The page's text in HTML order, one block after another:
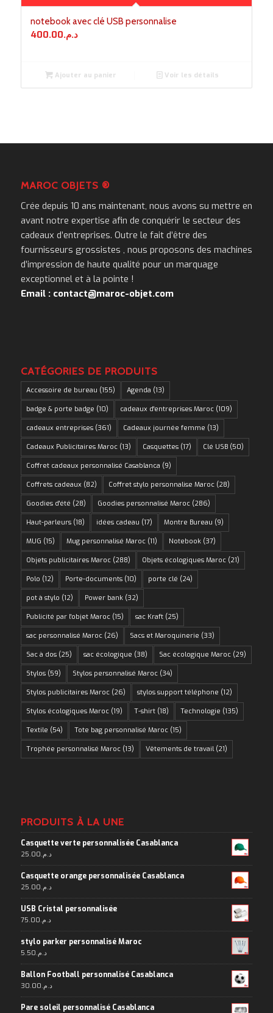
notebook avec clé USB personnalise
د.م.400.00
Ajouter au panier Voir les détails
MAROC OBJETS ®
Crée depuis 10 ans maintenant, nous avons su mettre en
avant notre expertise afin de conquérir le secteur des
cadeaux d’entreprises. Outre le fait d’être des
fournisseurs grossistes , nous proposons des machines
d’impression de haute qualité pour un marquage
exceptionnel et à la pointe !
Email : contact@maroc-objet.com
CATÉGORIES DE PRODUITS
Accessoire de bureau (155) Agenda (13)
badge & porte badge (10) cadeaux d'entreprises Maroc(109)
cadeaux entreprises(361) Cadeaux journée femme (13)
Cadeaux Publicitaires Maroc(13) Casquettes(17) Clé USB(50)
Coffret cadeaux personnalisé Casablanca (9)
Coffrets cadeaux (82) Coffret stylo personnalise Maroc(28)
Goodies d'été (28) Goodies personnalisé Maroc(286)
Haut-parleurs(18) idées cadeau (17) Montre Bureau (9)
MUG (15) Mug personnalisé Maroc(11) Notebook(37)
Objets publicitaires Maroc(288) Objets écologiques Maroc(21)
Polo (12) Porte-documents(10) porte clé (24)
pot à stylo (12) Power bank(32)
Publicité par l'objet Maroc(15) sac Kraft(25)
sac personnalisé Maroc(26) Sacs et Maroquinerie (33)
Sac à dos(25) sac écologique (38) Sac écologique Maroc(29)
Stylos(59) Stylos personnalisé Maroc(34)
Stylos publicitaires Maroc(26) stylos support téléphone (12)
Stylos écologiques Maroc(19) T-shirt(18) Technologie (135)
Textile (54) Tote bag personnalisé Maroc(15)
Trophée personnalisé Maroc(13) Vêtements de travail(21)
PRODUITS À LA UNE
Casquette verte personnalisée Casablanca
د.م.25.00
Casquette orange personnalisée Casablanca
د.م.25.00
USB Cristal personnalisée
د.م.75.00
stylo parker personnalisé Maroc
د.م.5.50
Ballon Football personnalisé Casablanca
د.م.30.00
Pare soleil personnalisé Casablanca